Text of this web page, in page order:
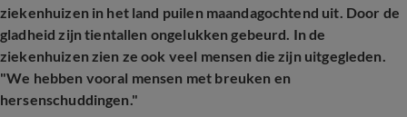
ziekenhuizen in het land puilen maandagochtend uit. Door de
gladheid zijn tientallen ongelukken gebeurd. In de
ziekenhuizen zien ze ook veel mensen die zijn uitgegleden.
"We hebben vooral mensen met breuken en
hersenschuddingen."